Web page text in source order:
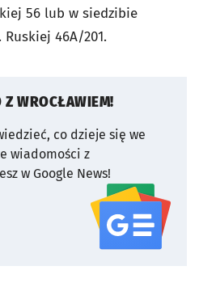
56 lub w siedzibie
46A/201.
Z WROCŁAWIEM!
co dzieje się we
wiadomości z
w Google News!
serwisu